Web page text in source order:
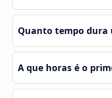
Quanto tempo dura
A que horas é o